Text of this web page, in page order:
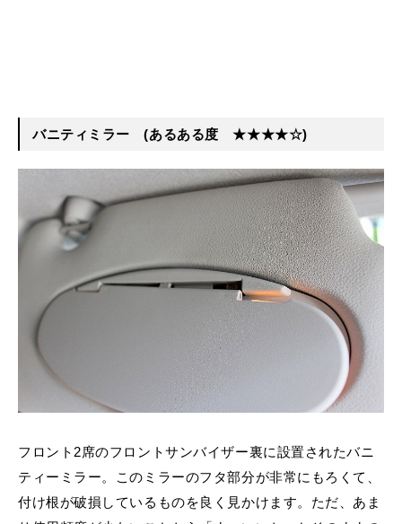
バニティミラー (あるある度 ★★★★☆)
フロント2席のフロントサンバイザー裏に設置されたバニ
ティーミラー。このミラーのフタ部分が非常にもろくて、
付け根が破損しているものを良く見かけます。ただ、あま